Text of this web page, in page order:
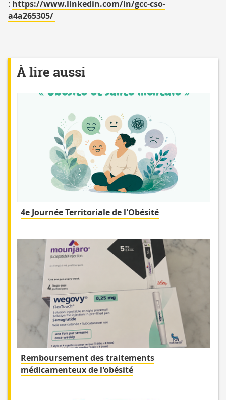
: https://www.linkedin.com/in/gcc-cso-
a4a265305/
À lire aussi
4e Journée Territoriale de l'Obésité
Remboursement des traitements
médicamenteux de l'obésité